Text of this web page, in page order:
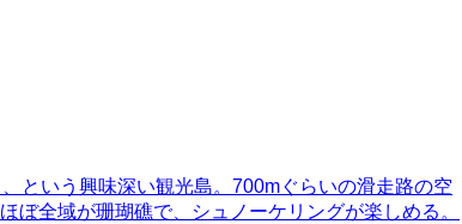
という興味深い観光島。700mぐらいの滑走路の空
全域が珊瑚礁で、シュノーケリングが楽しめる。